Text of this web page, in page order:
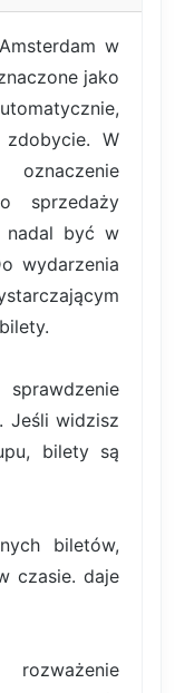
w
jako
W
sprzedaży
nadal być w
wydarzenia
Jeśli widzisz
bilety są
biletów,
czasie. daje